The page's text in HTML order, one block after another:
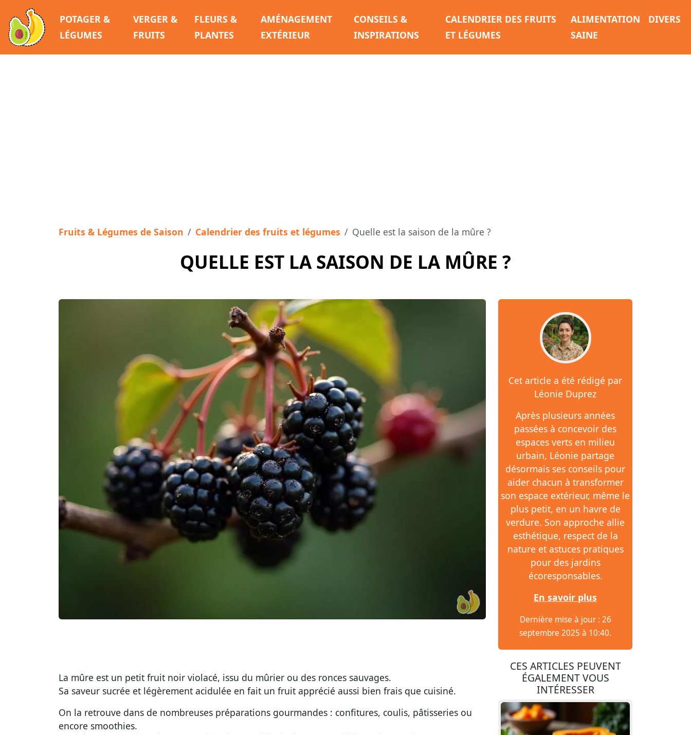
POTAGER &
LÉGUMES
VERGER &
FRUITS
FLEURS &
PLANTES
AMÉNAGEMENT
EXTÉRIEUR
CONSEILS &
INSPIRATIONS
CALENDRIER DES FRUITS
ET LÉGUMES
ALIMENTATION
SAINE
DIVERS
Fruits & Légumes de Saison Calendrier des fruits et légumes Quelle est la saison de la mûre ?
QUELLE EST LA SAISON DE LA MÛRE ?
La mûre est un petit fruit noir violacé, issu du mûrier ou des ronces sauvages.
Sa saveur sucrée et légèrement acidulée en fait un fruit apprécié aussi bien frais que cuisiné.
On la retrouve dans de nombreuses préparations gourmandes : confitures, coulis, pâtisseries ou
encore smoothies.
Cet article a été rédigé par
Léonie Duprez
Après plusieurs années
passées à concevoir des
espaces verts en milieu
urbain, Léonie partage
désormais ses conseils pour
aider chacun à transformer
son espace extérieur, même le
plus petit, en un havre de
verdure. Son approche allie
esthétique, respect de la
nature et astuces pratiques
pour des jardins
écoresponsables.
En savoir plus
Dernière mise à jour : 26
septembre 2025 à 10:40.
CES ARTICLES PEUVENT
ÉGALEMENT VOUS
INTÉRESSER